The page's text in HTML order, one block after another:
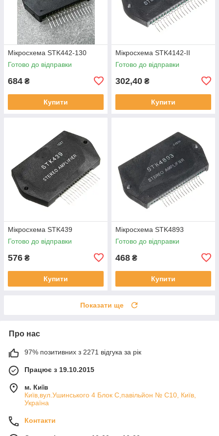
Мікросхема STK442-130
Готово до відправки
684 ₴
Купити
Мікросхема STK4142-II
Готово до відправки
302,40 ₴
Купити
Мікросхема STK439
Готово до відправки
576 ₴
Купити
Мікросхема STK4893
Готово до відправки
468 ₴
Купити
Показати ще
Про нас
97% позитивних з 2271 відгука за рік
Працює з 19.10.2015
м. Київ
Київ,вул.Ушинського 4 Блок С,павільйон № С10, Київ,
Україна
Контакти